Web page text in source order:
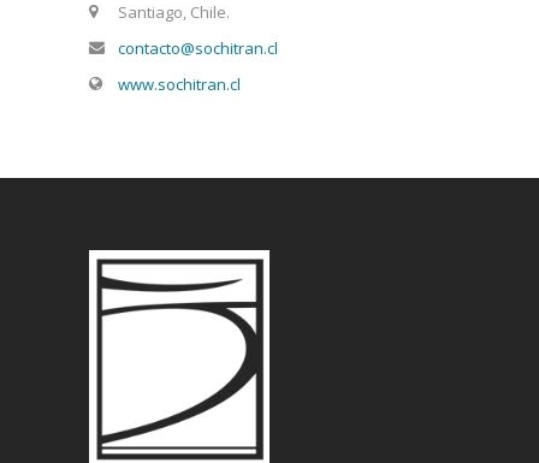
Santiago, Chile.
contacto@sochitran.cl
www.sochitran.cl